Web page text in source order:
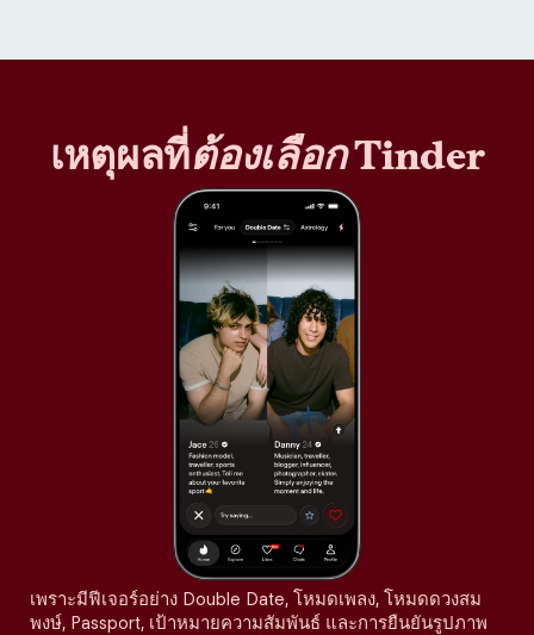
เหตุผลที่ต้องเลือกTinder
เพราะมีฟีเจอร์อย่าง Double Date, โหมดเพลง, โหมดดวงสม
พงษ์, Passport, เป้าหมายความสัมพันธ์ และการยืนยันรูปภาพ